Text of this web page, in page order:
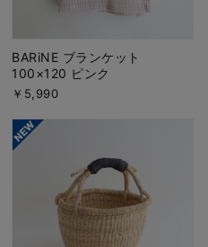
BARiNE ブランケット
100×120 ピンク
￥5,990